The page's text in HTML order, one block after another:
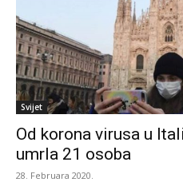
Svijet
Od korona virusa u
umrla 21 osoba
28. Februara 2020.